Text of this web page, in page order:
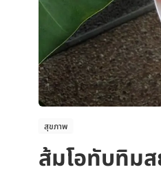
สุขภาพ
ส้มโอทับทิม